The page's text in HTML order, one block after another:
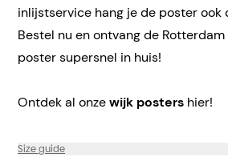
inlijstservice hang je de poster ook
Bestel nu en ontvang de
poster supersnel in huis!
Ontdek al onzewijk posters hier!
Size guide